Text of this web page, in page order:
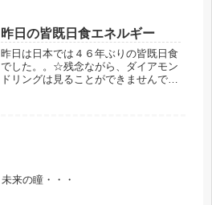
ことのり）関連もありますが・・・や
はり、人は・・・誰もが自分の弱い部
分を...
昨日の皆既日食エネルギー
昨日は日本では４６年ぶりの皆既日食
でした。。☆残念ながら、ダイアモン
ドリングは見ることができませんでし
未来の瞳・・・